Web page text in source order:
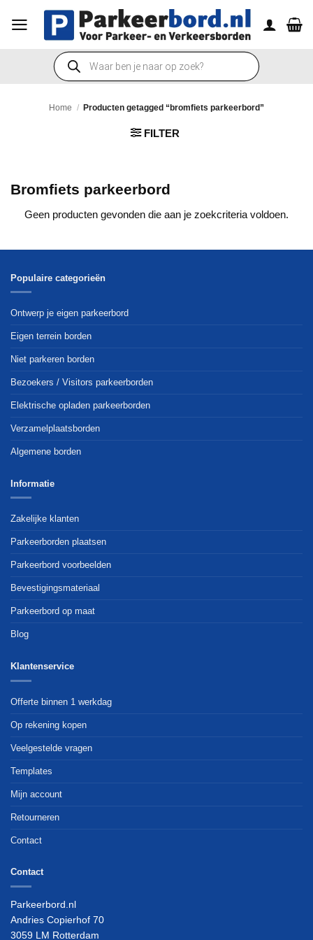
naar
Producten
zoeken
Home / Producten getagged “bromfiets parkeerbord”
FILTER
Bromfiets parkeerbord
Geen producten gevonden die aan je zoekcriteria voldoen.
Populaire categorieën
Ontwerp je eigen parkeerbord
Eigen terrein borden
Niet parkeren borden
Bezoekers / Visitors parkeerborden
Elektrische opladen parkeerborden
Verzamelplaatsborden
Algemene borden
Informatie
Zakelijke klanten
Parkeerborden plaatsen
Parkeerbord voorbeelden
Bevestigingsmateriaal
Parkeerbord op maat
Blog
Klantenservice
Offerte binnen 1 werkdag
Op rekening kopen
Veelgestelde vragen
Templates
Mijn account
Retourneren
Contact
Contact
Parkeerbord.nl
Andries Copierhof 70
3059 LM Rotterdam